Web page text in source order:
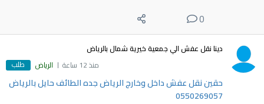
0
دينا نقل عفش الي جمعية خيرية شمال بالرياض
منذ 12 ساعة
الرياض طلب
حقين نقل عفش داخل وخارج الرياض جده الطائف حايل بالرياض
0550269057